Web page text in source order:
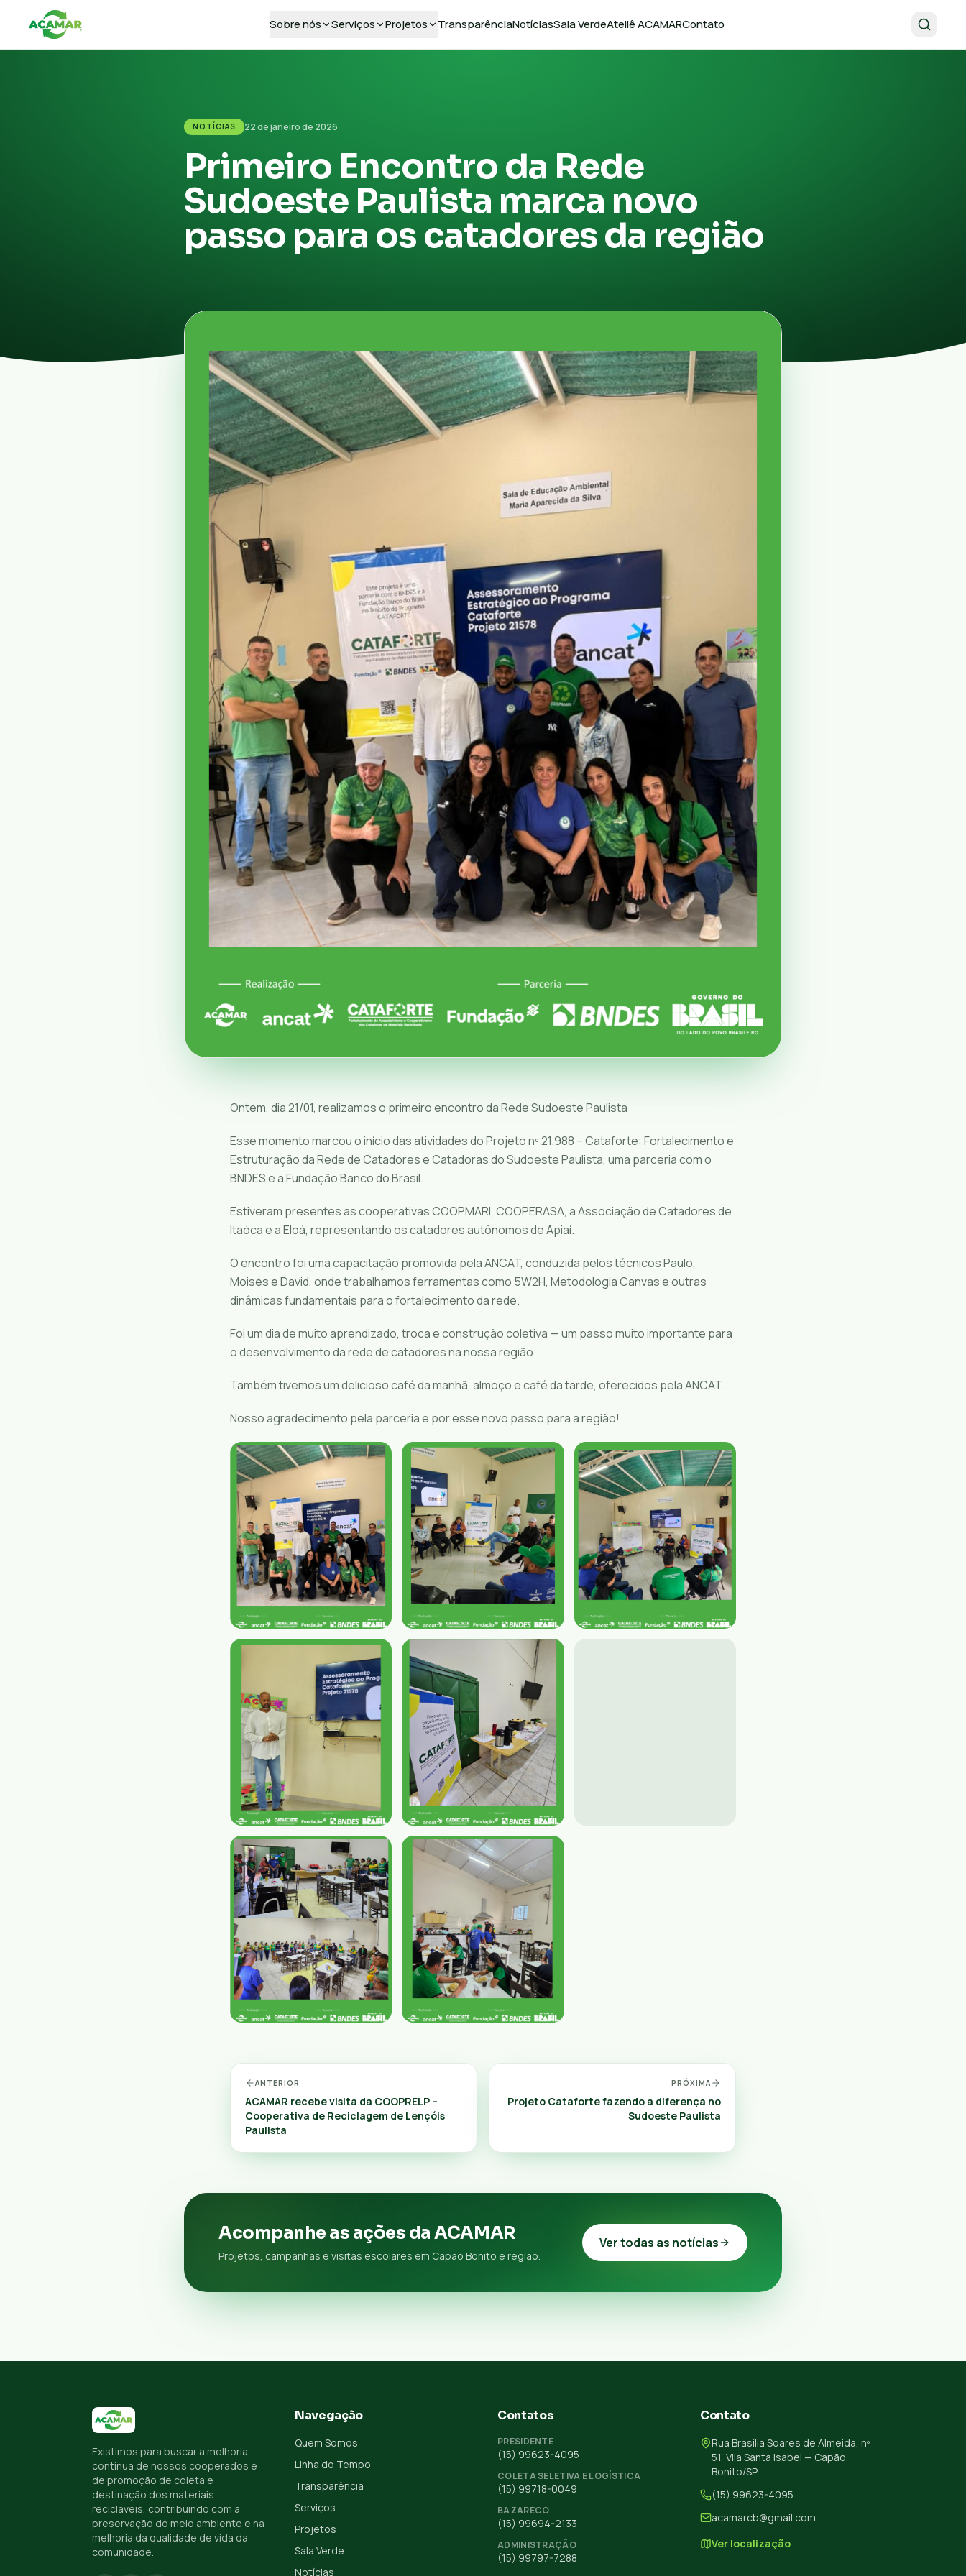
Sobre nós Serviços Projetos TransparênciaNotíciasSala VerdeAteliê ACAMARContato
NOTÍCIAS 22 de janeiro de 2026
Primeiro Encontro da Rede
Sudoeste Paulista marca novo
passo para os catadores da região
Ontem, dia 21/01, realizamos o primeiro encontro da Rede Sudoeste Paulista
Esse momento marcou o início das atividades do Projeto nº 21.988 – Cataforte: Fortalecimento e
Estruturação da Rede de Catadores e Catadoras do Sudoeste Paulista, uma parceria com o
BNDES e a Fundação Banco do Brasil.
Estiveram presentes as cooperativas COOPMARI, COOPERASA, a Associação de Catadores de
Itaóca e a Eloá, representando os catadores autônomos de Apiaí.
O encontro foi uma capacitação promovida pela ANCAT, conduzida pelos técnicos Paulo,
Moisés e David, onde trabalhamos ferramentas como 5W2H, Metodologia Canvas e outras
dinâmicas fundamentais para o fortalecimento da rede.
Foi um dia de muito aprendizado, troca e construção coletiva — um passo muito importante para
o desenvolvimento da rede de catadores na nossa região
Também tivemos um delicioso café da manhã, almoço e café da tarde, oferecidos pela ANCAT.
Nosso agradecimento pela parceria e por esse novo passo para a região!
ANTERIOR
ACAMAR recebe visita da COOPRELP –
Cooperativa de Reciclagem de Lençóis
Paulista
PRÓXIMA
Projeto Cataforte fazendo a diferença no
Sudoeste Paulista
Acompanhe as ações da ACAMAR
Projetos, campanhas e visitas escolares em Capão Bonito e região.
Ver todas as notícias
Existimos para buscar a melhoria
contínua de nossos cooperados e
de promoção de coleta e
destinação dos materiais
recicláveis, contribuindo com a
preservação do meio ambiente e na
melhoria da qualidade de vida da
comunidade.
Navegação
Quem Somos
Linha do Tempo
Transparência
Serviços
Projetos
Sala Verde
Notícias
Contatos
PRESIDENTE
(15) 99623-4095
COLETA SELETIVA E LOGÍSTICA
(15) 99718-0049
BAZARECO
(15) 99694-2133
ADMINISTRAÇÃO
(15) 99797-7288
Contato
Rua Brasília Soares de Almeida, nº
51, Vila Santa Isabel — Capão
Bonito/SP
(15) 99623-4095
acamarcb@gmail.com
Ver localização